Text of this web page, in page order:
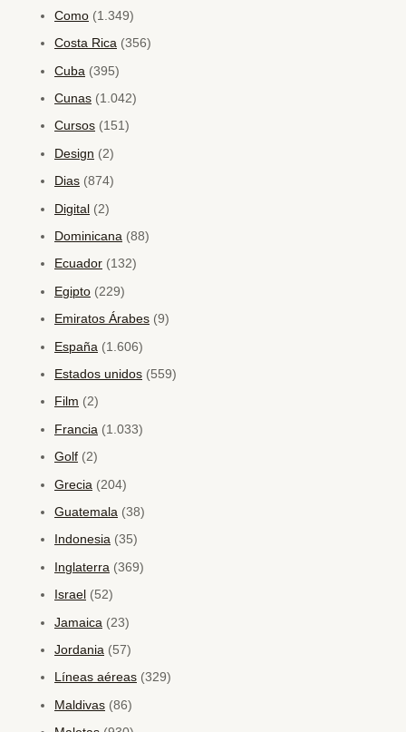
Como (1.349)
Costa Rica (356)
Cuba (395)
Cunas (1.042)
Cursos (151)
Design (2)
Dias (874)
Digital (2)
Dominicana (88)
Ecuador (132)
Egipto (229)
Emiratos Árabes (9)
España (1.606)
Estados unidos (559)
Film (2)
Francia (1.033)
Golf (2)
Grecia (204)
Guatemala (38)
Indonesia (35)
Inglaterra (369)
Israel (52)
Jamaica (23)
Jordania (57)
Líneas aéreas (329)
Maldivas (86)